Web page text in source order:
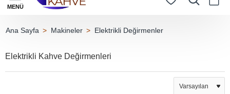
Makineler Elektrikli Değirmenler
Elektrikli Kahve Değirmenleri